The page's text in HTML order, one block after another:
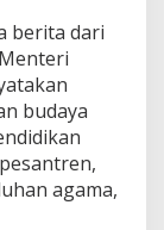
berita dari
budaya
agama,